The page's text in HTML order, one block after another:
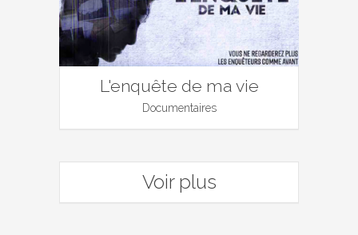
L'enquête de ma vie
Documentaires
Voir plus